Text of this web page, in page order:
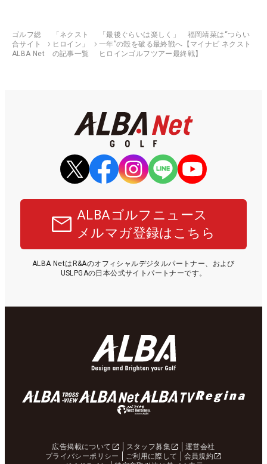
ゴルフ総
合サイト
ALBA Net
「ネクスト
ヒロイン」
の記事一覧
「最後ぐらいは楽しく」 福岡靖菜は“つらい
一年”の殻を破る最終戦へ【マイナビ ネクスト
ヒロインゴルフツアー最終戦】
ALBAゴルフニュース
メルマガ登録はこちら
ALBA NetはR&Aのオフィシャルデジタルパートナー、および
USLPGAの日本公式サイトパートナーです。
広告掲載について スタッフ募集
運営会社
プライバシーポリシー
ご利用に際して
会員規約